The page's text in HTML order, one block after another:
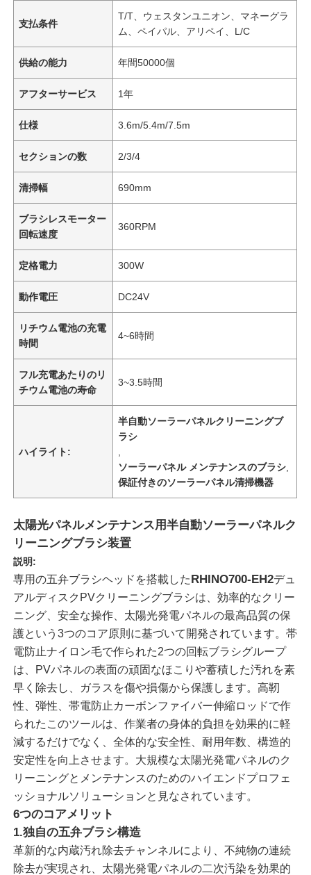
ホーム
製品
ビデオ
企業情報
支払条件
T/T、ウェスタンユニオン、マネーグラ
ム、ペイパル、アリペイ、L/C
供給の能力 年間50000個
アフターサービス 1年
仕様 3.6m/5.4m/7.5m
セクションの数 2/3/4
清掃幅 690mm
ブラシレスモーター
回転速度
360RPM
定格電力 300W
動作電圧 DC24V
リチウム電池の充電
時間
4~6時間
フル充電あたりのリ
チウム電池の寿命
3~3.5時間
ハイライト:
半自動ソーラーパネルクリーニングブ
ラシ
ソーラーパネル メンテナンスのブラシ
保証付きのソーラーパネル清掃機器
太陽光パネルメンテナンス用半自動ソーラーパネルク
リーニングブラシ装置
説明:
専用の五弁ブラシヘッドを搭載したRHINO700-EH2デュ
アルディスクPVクリーニングブラシは、効率的なクリー
ニング、安全な操作、太陽光発電パネルの最高品質の保
護という3つのコア原則に基づいて開発されています。帯
電防止ナイロン毛で作られた2つの回転ブラシグループ
は、PVパネルの表面の頑固なほこりや蓄積した汚れを素
早く除去し、ガラスを傷や損傷から保護します。高靭
性、弾性、帯電防止カーボンファイバー伸縮ロッドで作
られたこのツールは、作業者の身体的負担を効果的に軽
減するだけでなく、全体的な安全性、耐用年数、構造的
安定性を向上させます。大規模な太陽光発電パネルのク
リーニングとメンテナンスのためのハイエンドプロフェ
ッショナルソリューションと見なされています。
6つのコアメリット
1.独自の五弁ブラシ構造
革新的な内蔵汚れ除去チャンネルにより、不純物の連続
除去が実現され、太陽光発電パネルの二次汚染を効果的